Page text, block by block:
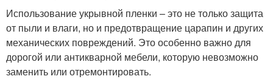
Использование укрывной пленки – это не только защита
от пыли и влаги, но и предотвращение царапин и других
механических повреждений. Это особенно важно для
дорогой или антикварной мебели, которую невозможно
заменить или отремонтировать.